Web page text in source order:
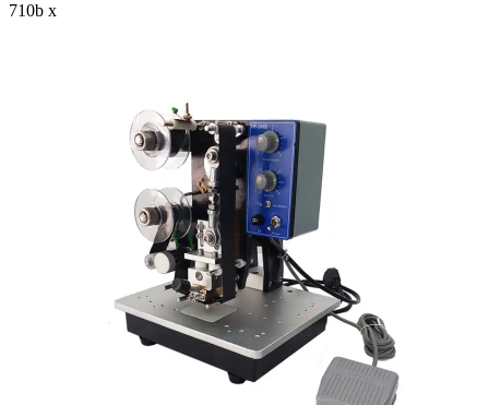
710b x